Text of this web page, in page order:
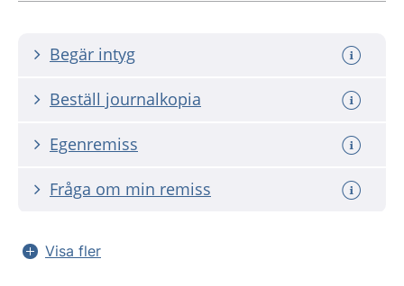
Begär intyg
Beställ journalkopia
Egenremiss
Fråga om min remiss
Visa fler